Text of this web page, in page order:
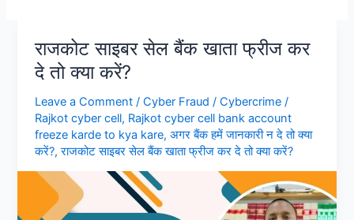
राजकोट साइबर सेल बैंक खाता फ्रीज कर
दे तो क्या करें?
Leave a Comment /Cyber Fraud /Cybercrime/
Rajkot cyber cell, Rajkot cyber cell bank account
freeze karde to kya kare,अगर बैंक हमें जानकारी न दे तो क्या
करें?,राजकोट साइबर सेल बैंक खाता फ्रीज कर दे तो क्या करें?